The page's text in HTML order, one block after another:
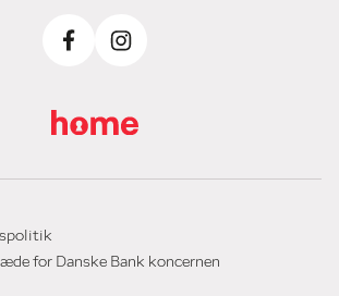
for Danske Bank koncernen